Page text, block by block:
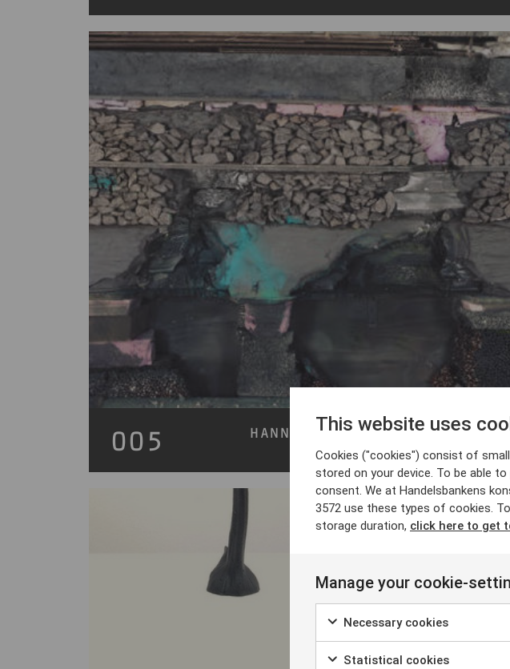
005 HANNA LJUNGH
141x116
This website uses
Cookies ("cookies") consist of
stored on your device. To be able
consent. We at Handelsbankens
3572 use these types of cookies.
storage duration, click here to get
Manage your cookie-
Necessary cookies
Statistical cookies